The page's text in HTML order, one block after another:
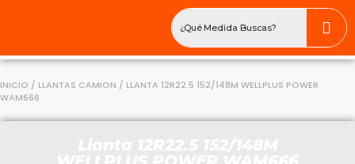
INICIO / LLANTAS CAMION / LLANTA 12R22.5 152/148M WELLPLUS POWER
WAM666